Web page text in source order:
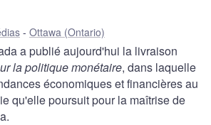
Ottawa (Ontario)
a publié aujourd'hui la livraison
la politique monétaire, dans laquelle
économiques et financières au
qu'elle poursuit pour la maîtrise de